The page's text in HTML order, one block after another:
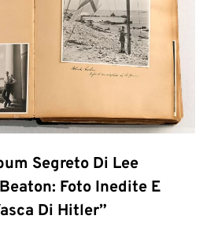
Segreto Di Lee
Foto Inedite E
Di Hitler”